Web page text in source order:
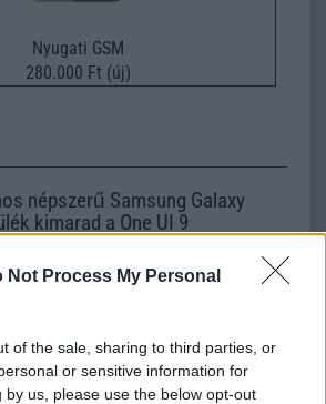
Not Process My Personal
of the sale, sharing to third parties, or
or sensitive information for
by us, please use the below opt-out
Nyugati GSM
280.000 Ft (új)
népszerű Samsung Galaxy
kimarad a One UI 9
– itt a lista az érintett
Arena
kezelőfelületet hoz,
csúcskategóriás és középkategóriás
ez lesz az út vége.